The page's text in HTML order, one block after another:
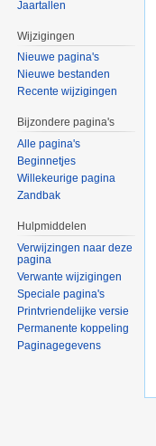
Jaartallen
Wijzigingen
Nieuwe pagina's
Nieuwe bestanden
Recente wijzigingen
Bijzondere pagina's
Alle pagina's
Beginnetjes
Willekeurige pagina
Zandbak
Hulpmiddelen
Verwijzingen naar deze
pagina
Verwante wijzigingen
Speciale pagina's
Printvriendelijke versie
Permanente koppeling
Paginagegevens